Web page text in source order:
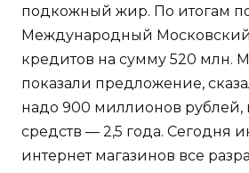
подкожный жир. По итогам
Международный
кредитов на сумму 520 млн.
показали предложение,
надо 900 миллионов рублей,
средств — 2,5 года. Сегодня
интернет магазинов все